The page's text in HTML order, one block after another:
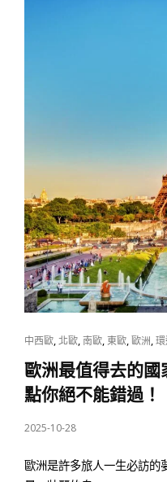
CAT
LINKS
中西歐,北歐,南歐,東歐,歐洲,
歐洲最值得去的國
點你絕不能錯過！
POSTED
2025-10-28
歐洲是許多旅人一生必訪的